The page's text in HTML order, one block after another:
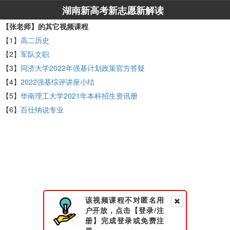
湖南新高考新志愿新解读
【张老师】的其它视频课程
【1】 高二历史
【2】 军队文职
【3】 同济大学2022年强基计划政策官方答疑
【4】 2022强基综评讲座小结
【5】 华南理工大学2021年本科招生资讯册
【6】 百仕纳说专业
该视频课程不对匿名用
户开放，点击【登录/注
册】完成登录或免费注